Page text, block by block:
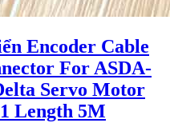
Encoder Cable
For ASDA-
Servo Motor
Length 5M